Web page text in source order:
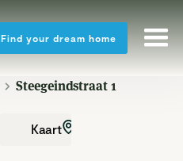
Find your dream home
Steegeindstraat 1
Kaart